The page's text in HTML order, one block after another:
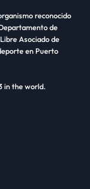
reconocido
de
Asociado de
en Puerto
in the world.